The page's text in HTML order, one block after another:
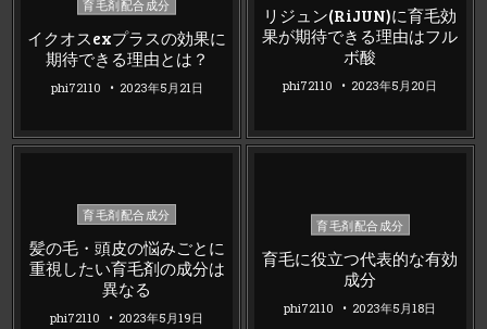
育毛剤配合成分
イクオスexプラスの効果に
期待できる理由とは？
phi72110 2023年5月21日
リジュン(RiJUN)に育毛効
果が期待できる理由はフル
ボ酸
phi72110 2023年5月20日
Posted
育毛剤配合成分
髪の毛・頭皮の悩みごとに
重視したい育毛剤の成分は
異なる
phi72110 2023年5月19日
Posted
育毛剤配合成分
育毛に役立つ代表的な有効
成分
phi72110 2023年5月18日